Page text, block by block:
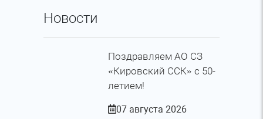
Новости
Поздравляем АО СЗ
«Кировский ССК» с 50-
летием!
07 августа 2026